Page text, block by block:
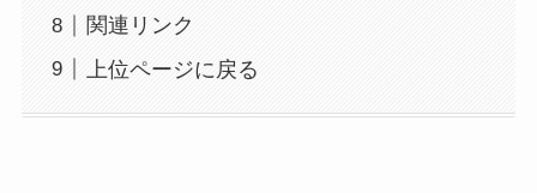
関連リンク
上位ページに戻る